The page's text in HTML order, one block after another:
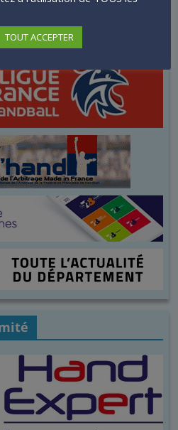
TOUT ACCEPTER